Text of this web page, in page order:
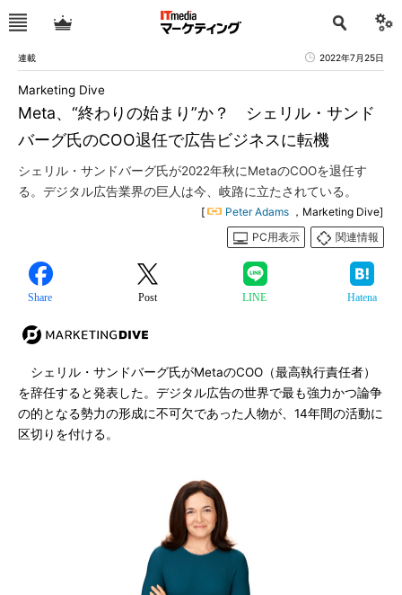
連載 2022年7月25日
Meta、“終わりの始まり”か？ シェリル・サンド
バーグ氏のCOO退任で広告ビジネスに転機
Marketing Dive
シェリル・サンドバーグ氏が2022年秋にMetaのCOOを退任す
る。デジタル広告業界の巨人は今、岐路に立たされている。
[ Peter Adams ，Marketing Dive]
PC用表示
関連情報
Share Post LINE Hatena
シェリル・サンドバーグ氏がMetaのCOO（最高執行責任者）
を辞任すると発表した。デジタル広告の世界で最も強力かつ論争
の的となる勢力の形成に不可欠であった人物が、14年間の活動に
区切りを付ける。